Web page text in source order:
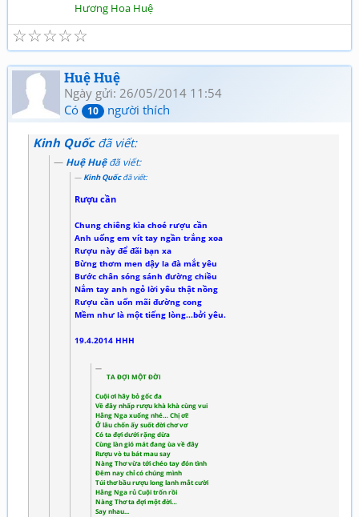
Hương Hoa Huệ
☆
☆
☆
☆
☆
Huệ Huệ
Ngày gửi: 26/05/2014 11:54
Có
10 người thích
Kinh Quốcđã viết:
Huệ Huệđã viết:
Kinh Quốcđã viết:
Rượu cần
Chung chiêng kìa choé rượu cần
Anh uống em vít tay ngần trắng xoa
Rượu này để đãi bạn xa
Bừng thơm men dậy la đà mắt yêu
Bước chân sóng sánh đường chiều
Nắm tay anh ngỏ lời yêu thật nồng
Rượu cần uốn mãi đường cong
Mềm như là một tiếng lòng...bởi yêu.
19.4.2014 HHH
TA ĐỢI MỘT ĐỜI
Cuội ơi hãy bỏ gốc đa
Về đây nhấp rượu khà khà cùng vui
Hằng Nga xuống nhé… Chị ơi!
Ở lâu chốn ấy suốt đời chơ vơ
Có ta đợi dưới rặng dừa
Cùng làn gió mát đang ùa về đây
Rượu vò tu bát mau say
Nàng Thơ vừa tới chéo tay đón tình
Đêm nay chỉ có chúng mình
Túi thơ bầu rượu long lanh mắt cười
Hằng Nga rủ Cuội trốn rồi
Nàng Thơ ta đợi một đời…
Say nhau...